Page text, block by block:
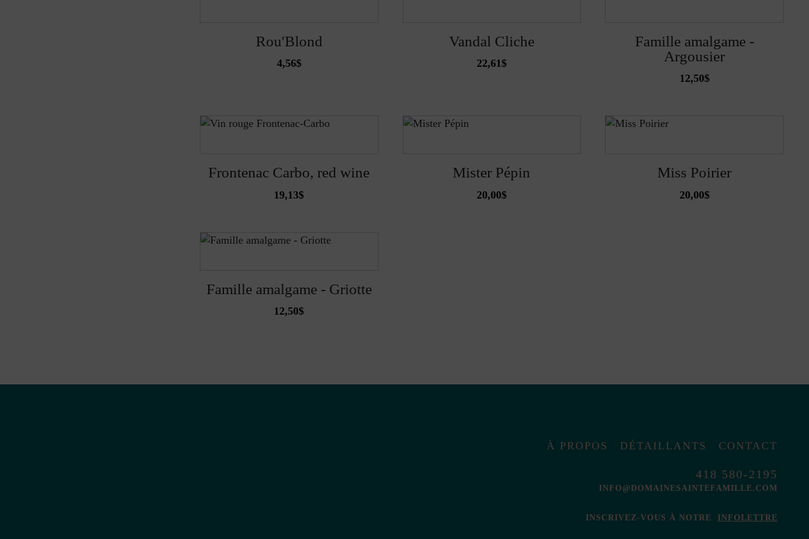
Rou'Blond
4,56$
Vandal Cliche
22,61$
Famille amalgame -
Argousier
12,50$
Frontenac Carbo, red wine
19,13$
Mister Pépin
20,00$
Miss Poirier
20,00$
Famille amalgame - Griotte
12,50$
À PROPOS DÉTAILLANTS CONTACT
418 580-2195
INFO@DOMAINESAINTEFAMILLE.COM
INSCRIVEZ-VOUS À NOTRE INFOLETTRE